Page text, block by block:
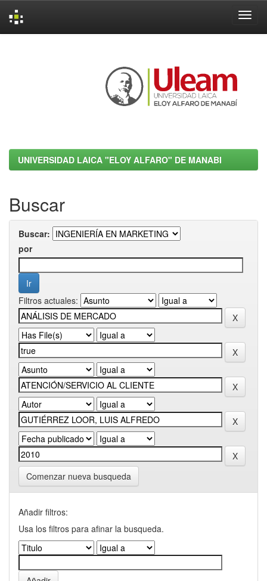
UNIVERSIDAD LAICA "ELOY ALFARO" DE MANABI
Buscar
Buscar:
por
Filtros actuales:
Comenzar nueva busqueda
Añadir filtros:
Usa los filtros para afinar la busqueda.